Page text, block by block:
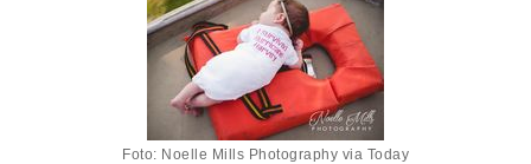
Foto: Noelle Mills Photography via Today